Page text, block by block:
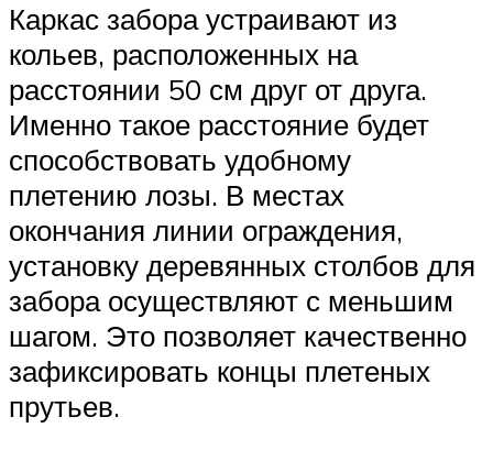
Каркас забора устраивают из
кольев, расположенных на
расстоянии 50 см друг от друга.
Именно такое расстояние будет
способствовать удобному
плетению лозы. В местах
окончания линии ограждения,
установку деревянных столбов для
забора осуществляют с меньшим
шагом. Это позволяет качественно
зафиксировать концы плетеных
прутьев.